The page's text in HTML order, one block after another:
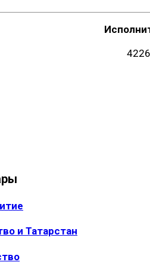
и Татарстан